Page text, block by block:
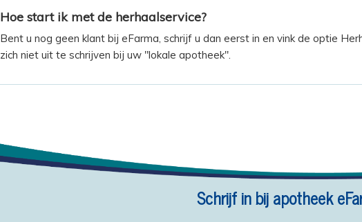
Hoe start ik met de herhaalservice?
Bent u nog geen klant bij eFarma, schrijf u dan eerst in en vink de optie
zich niet uit te schrijven bij uw "lokale apotheek".
Schrijf in bij apotheek